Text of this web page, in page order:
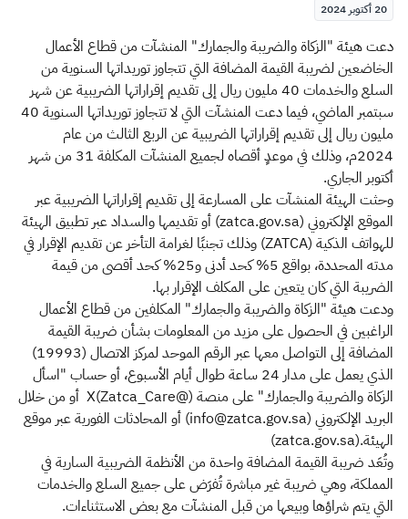
20 أكتوبر 2024
​دعت هيئة "الزكاة والضريبة والجمارك" المنشآت من قطاع الأعمال
الخاضعين لضريبة القيمة المضافة التي تتجاوز توريداتها السنوية من
السلع والخدمات 40 مليون ريال إلى تقديم إقراراتها الضريبية عن شهر
سبتمبر الماضي، فيما دعت المنشآت التي لا تتجاوز توريداتها السنوية 40
مليون ريال إلى تقديم إقراراتها الضريبية عن الربع الثالث من عام
2024م، وذلك في موعدٍ أقصاه لجميع المنشآت المكلفة 31 من شهر
أكتوبر الجاري.
وحثت الهيئة المنشآت على المسارعة إلى تقديم إقراراتها الضريبية عبر
الموقع الإلكتروني (zatca.gov.sa) أو تقديمها والسداد عبر تطبيق الهيئة
للهواتف الذكية (ZATCA) وذلك تجنبًا لغرامة التأخر عن تقديم الإقرار في
مدته المحددة، بواقع 5% كحد أدنى و25% كحد أقصى من قيمة
الضريبة التي كان يتعين على المكلف الإقرار بها.
ودعت هيئة "الزكاة والضريبة والجمارك" المكلفين من قطاع الأعمال
الراغبين في الحصول على مزيد من المعلومات بشأن ضريبة القيمة
المضافة إلى التواصل معها عبر الرقم الموحد لمركز الاتصال (19993)
الذي يعمل على مدار 24 ساعة طوال أيام الأسبوع، أو حساب "اسأل
الزكاة والضريبة والجمارك" على منصة (@Zatca_Care)X أو من خلال
البريد الإلكتروني (info@zatca.gov.sa) أو المحادثات الفورية عبر موقع
الهيئة.(zatca.gov.sa)
وتُعَد ضريبة القيمة المضافة واحدة من الأنظمة الضريبية السارية في
المملكة، وهي ضريبة غير مباشرة تُفرَض على جميع السلع والخدمات
التي يتم شراؤها وبيعها من قبل المنشآت مع بعض الاستثناءات.​